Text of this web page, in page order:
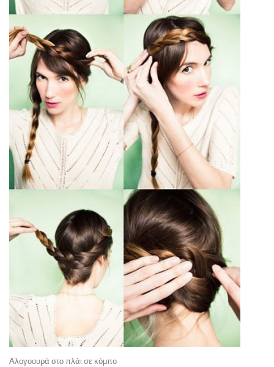
Αλογοουρά στο πλάι σε κόμπο